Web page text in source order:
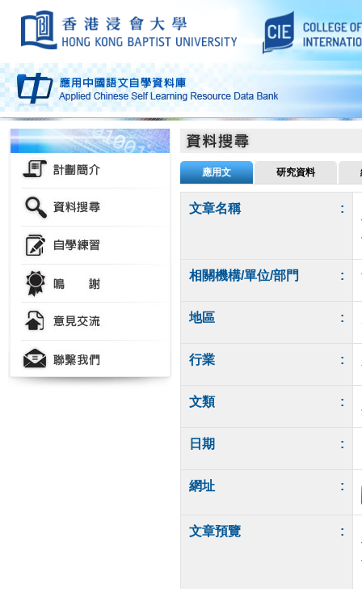
應用文 研究資料
文章名稱 :
相關機構/單位/部門 :
地區 :
行業 :
文類 :
日期 :
網址 :
文章預覽 :